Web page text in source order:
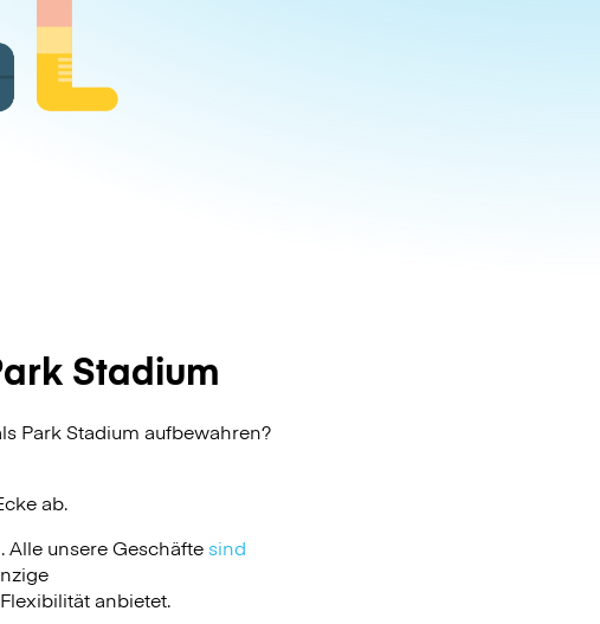
Stadium
Park Stadium aufbewahren?
ab.
unsere Geschäftesind
anbietet.